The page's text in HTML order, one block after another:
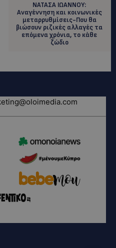
NATAΣΑ ΙΩΑΝΝΟΥ:
Aναγέννηση και κοινωνικές
μεταρρυθμίσεις-Που θα
βιώσουν ριζικές αλλαγές τα
επόμενα χρόνια, το κάθε
ζώδιο